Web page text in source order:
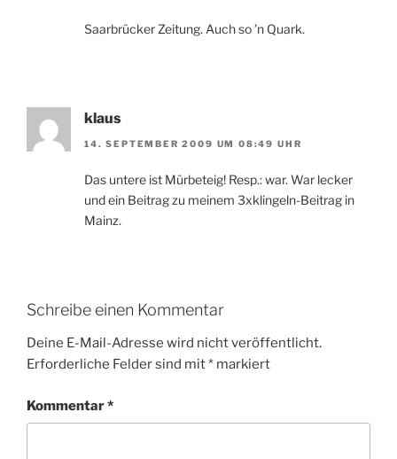
Saarbrücker Zeitung. Auch so ’n Quark.
klaus
14. SEPTEMBER 2009 UM 08:49 UHR
Das untere ist Mürbeteig! Resp.: war. War lecker
und ein Beitrag zu meinem 3xklingeln-Beitrag in
Mainz.
Schreibe einen Kommentar
Deine E-Mail-Adresse wird nicht veröffentlicht.
Erforderliche Felder sind mit* markiert
Kommentar*